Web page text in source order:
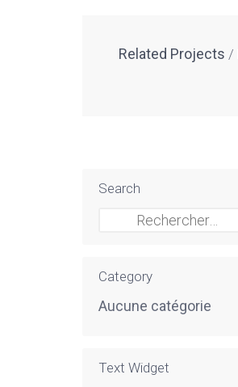
Related Projects
Search
Rechercher :
Category
Aucune catégorie
Text Widget